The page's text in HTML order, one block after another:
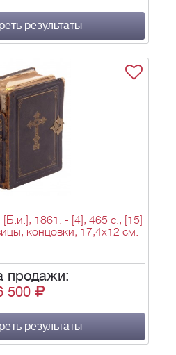
результаты
1861. - [4], 465 с., [15]
концовки; 17,4х12 см.
продажи:
500
результаты